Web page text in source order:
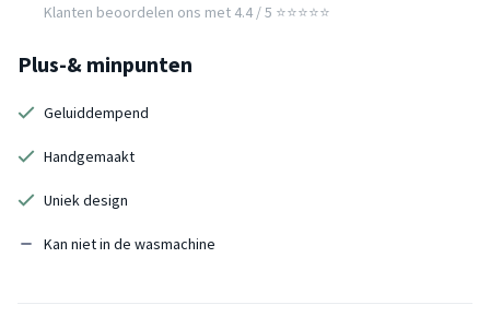
Klanten beoordelen ons met 4.4 / 5 ⭐⭐⭐⭐⭐
Plus-& minpunten
Geluiddempend
Handgemaakt
Uniek design
Kan niet in de wasmachine